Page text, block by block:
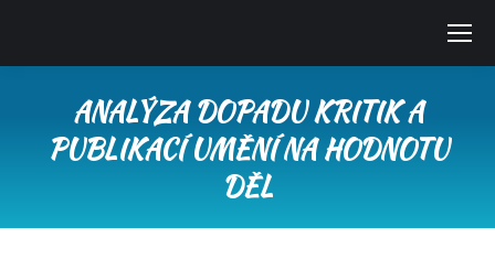
ANALÝZA DOPADU KRITIK A
PUBLIKACÍ UMĚNÍ NA HODNOTU
DĚL